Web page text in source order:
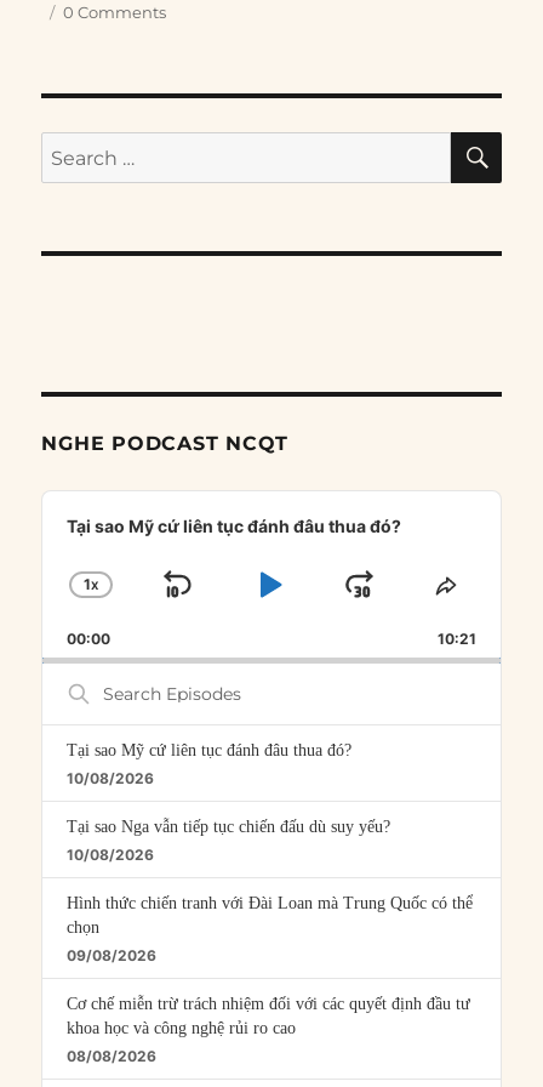
0 Comments
Search
for:
NGHE PODCAST NCQT
Audio
Player
Tại sao Mỹ cứ liên tục đánh đâu thua đó?
CHANGE
RATE
1X
SKIP
PLAYJUMP
FORWARD
SHARE
00:00 10:21
Search
Episodes
Tại sao Mỹ cứ liên tục đánh đâu thua đó?
10/08/2026
Tại sao Nga vẫn tiếp tục chiến đấu dù suy yếu?
10/08/2026
Hình thức chiến tranh với Đài Loan mà Trung Quốc có thể
chọn
09/08/2026
Cơ chế miễn trừ trách nhiệm đối với các quyết định đầu tư
khoa học và công nghệ rủi ro cao
08/08/2026